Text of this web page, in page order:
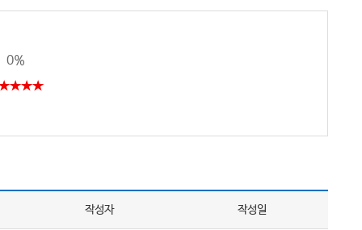
0%
작성자 작성일